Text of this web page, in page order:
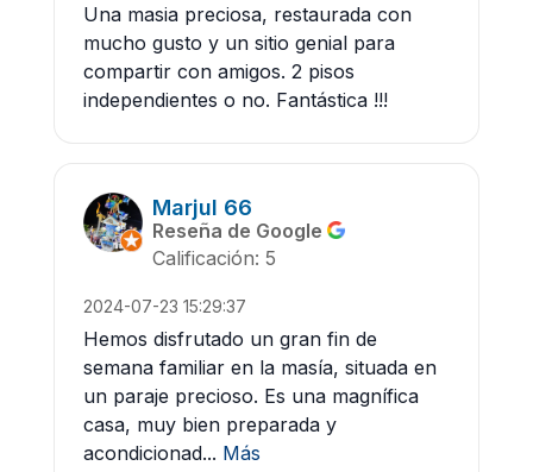
Una masia preciosa, restaurada con
mucho gusto y un sitio genial para
compartir con amigos. 2 pisos
independientes o no. Fantástica !!!
Marjul 66
Reseña de Google
Calificación: 5
2024-07-23 15:29:37
Hemos disfrutado un gran fin de
semana familiar en la masía, situada en
un paraje precioso. Es una magnífica
casa, muy bien preparada y
acondicionad... Más